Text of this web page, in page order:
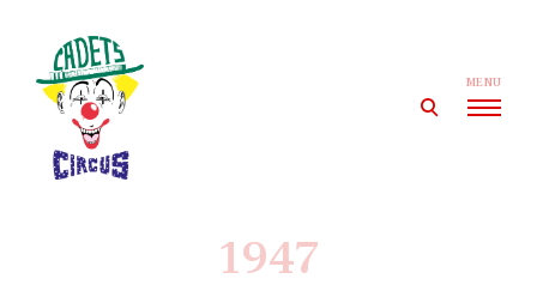
content
open
MENU
1947